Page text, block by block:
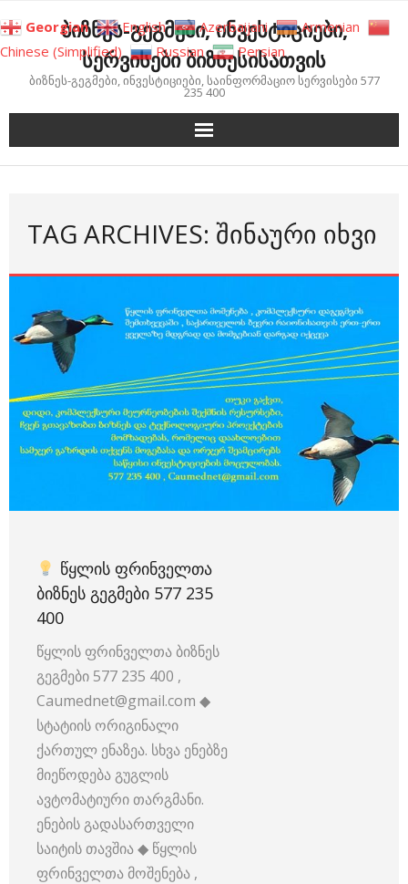
to
content
ბიზნეს-გეგმები, ინვესტიციები,
სერვისები ბიზნესისათვის
ბიზნეს-გეგმები, ინვესტიციები, საინფორმაციო სერვისები 577
235 400
TAG ARCHIVES: ᲨᲘᲜᲐᲣᲠᲘ ᲘᲮᲕᲘ
ᲬᲧᲚᲘᲡ ᲤᲠᲘᲜᲕᲔᲚᲗᲐ
ᲑᲘᲖᲜᲔᲡ ᲒᲔᲒᲛᲔᲑᲘ 577 235
400
წყლის ფრინველთა ბიზნეს
გეგმები 577 235 400 ,
Caumednet@gmail.com ◆
სტატიის ორიგინალი
ქართულ ენაზეა. სხვა ენებზე
მიეწოდება გუგლის
ავტომატიური თარგმანი.
ენების გადასართველი
საიტის თავშია ◆ წყლის
ფრინველთა მოშენება ,
Georgian English Azerbaijani
Armenian
Chinese (Simplified)
Russian Persian